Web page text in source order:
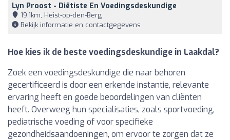
Lyn Proost - Diëtiste En Voedingsdeskundige
19,1km, Heist-op-den-Berg
Bekijk informatie en contactgegevens
Hoe kies ik de beste voedingsdeskundige in Laakdal?
Zoek een voedingsdeskundige die naar behoren
gecertificeerd is door een erkende instantie, relevante
ervaring heeft en goede beoordelingen van cliënten
heeft. Overweeg hun specialisaties, zoals sportvoeding,
pediatrische voeding of voor specifieke
gezondheidsaandoeningen, om ervoor te zorgen dat ze